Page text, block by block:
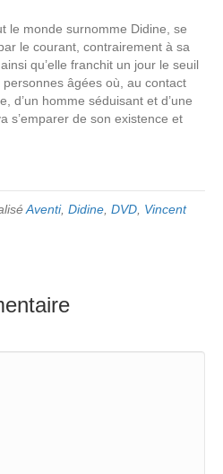
le monde surnomme Didine, se
le courant, contrairement à sa
qu’elle franchit un jour le seuil
personnes âgées où, au contact
d’un homme séduisant et d’une
s’emparer de son existence et
Aventi, Didine DVD Vincent